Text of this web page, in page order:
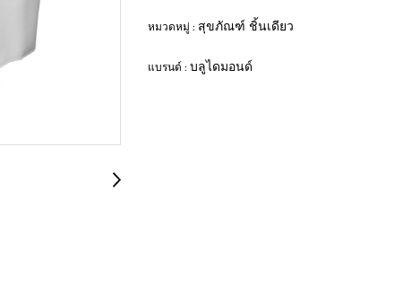
หมวดหมู่ : สุขภัณฑ์ ชิ้นเดียว
แบรนด์ : บลูไดมอนด์